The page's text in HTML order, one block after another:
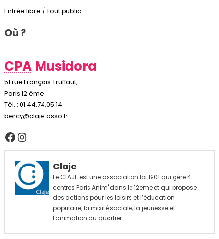
Entrée libre / Tout public
Où ?
CPAMusidora
51 rue François Truffaut,
Paris 12 ème
Tél. : 01.44.74.05.14
bercy@claje.asso.fr
Facebook
Instagram
Claje
Le CLAJE est une association loi 1901 qui gère 4
centres Paris Anim' dans le 12eme et qui propose
des actions pour les loisirs et l’éducation
populaire, la mixité sociale, la jeunesse et
l'animation du quartier.